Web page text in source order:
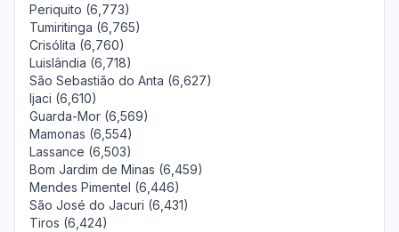
Periquito (6,773)
Tumiritinga (6,765)
Crisólita (6,760)
Luislândia (6,718)
São Sebastião do Anta (6,627)
Ijaci (6,610)
Guarda-Mor (6,569)
Mamonas (6,554)
Lassance (6,503)
Bom Jardim de Minas (6,459)
Mendes Pimentel (6,446)
São José do Jacuri (6,431)
Tiros (6,424)